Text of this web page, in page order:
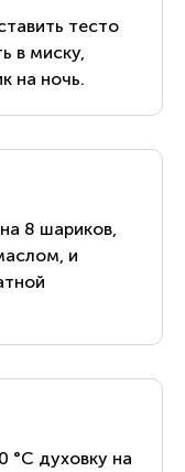
тесто
в миску,
на ночь.
8 шариков,
и
°С духовку на